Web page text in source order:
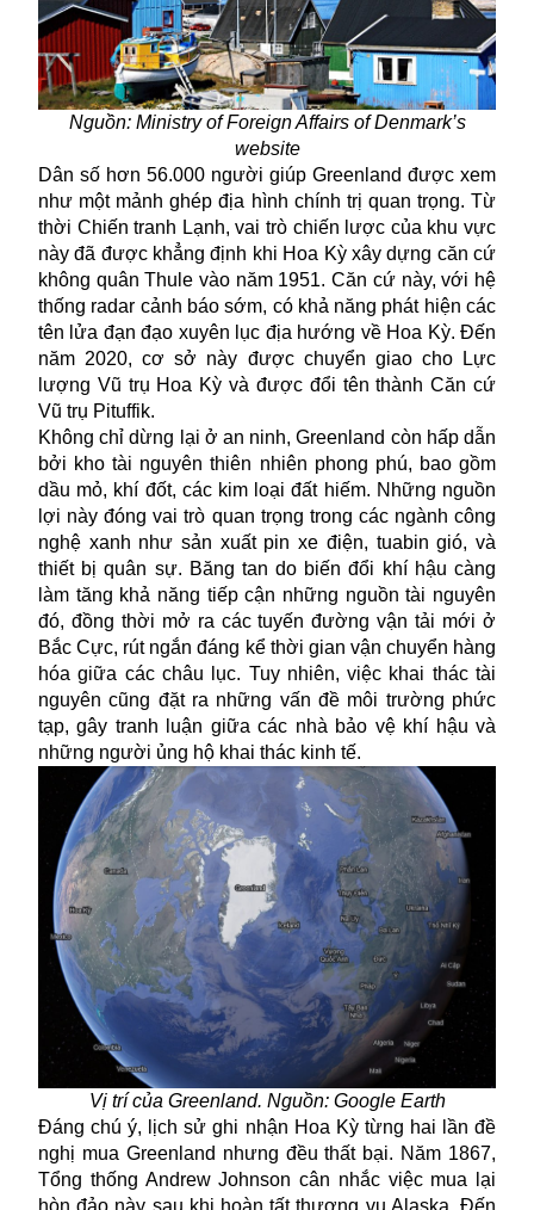
Nguồn: Ministry of Foreign Affairs of Denmark’s
website
Dân số hơn 56.000 người giúp Greenland được xem
như một mảnh ghép địa hình chính trị quan trọng. Từ
thời Chiến tranh Lạnh, vai trò chiến lược của khu vực
này đã được khẳng định khi Hoa Kỳ xây dựng căn cứ
không quân Thule vào năm 1951. Căn cứ này, với hệ
thống radar cảnh báo sớm, có khả năng phát hiện các
tên lửa đạn đạo xuyên lục địa hướng về Hoa Kỳ. Đến
năm 2020, cơ sở này được chuyển giao cho Lực
lượng Vũ trụ Hoa Kỳ và được đổi tên thành Căn cứ
Vũ trụ Pituffik.
Không chỉ dừng lại ở an ninh, Greenland còn hấp dẫn
bởi kho tài nguyên thiên nhiên phong phú, bao gồm
dầu mỏ, khí đốt, các kim loại đất hiếm. Những nguồn
lợi này đóng vai trò quan trọng trong các ngành công
nghệ xanh như sản xuất pin xe điện, tuabin gió, và
thiết bị quân sự. Băng tan do biến đổi khí hậu càng
làm tăng khả năng tiếp cận những nguồn tài nguyên
đó, đồng thời mở ra các tuyến đường vận tải mới ở
Bắc Cực, rút ngắn đáng kể thời gian vận chuyển hàng
hóa giữa các châu lục. Tuy nhiên, việc khai thác tài
nguyên cũng đặt ra những vấn đề môi trường phức
tạp, gây tranh luận giữa các nhà bảo vệ khí hậu và
những người ủng hộ khai thác kinh tế.
Vị trí của Greenland. Nguồn: Google Earth
Đáng chú ý, lịch sử ghi nhận Hoa Kỳ từng hai lần đề
nghị mua Greenland nhưng đều thất bại. Năm 1867,
Tổng thống Andrew Johnson cân nhắc việc mua lại
hòn đảo này sau khi hoàn tất thương vụ Alaska. Đến